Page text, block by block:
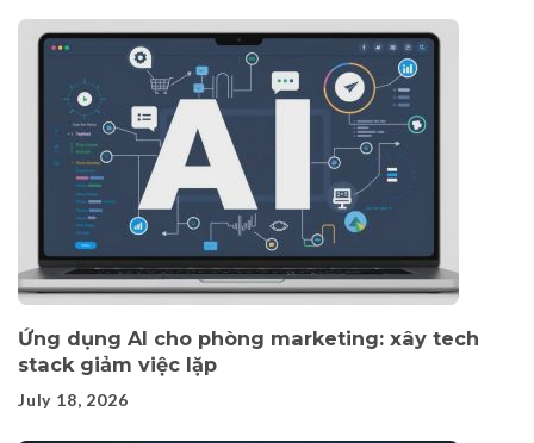
Ứng dụng AI cho phòng marketing: xây tech
stack giảm việc lặp
July 18, 2026